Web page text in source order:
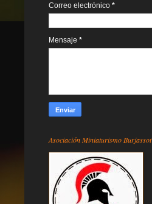
Correo electrónico *
Mensaje *
Asociación Miniaturismo Burjassot